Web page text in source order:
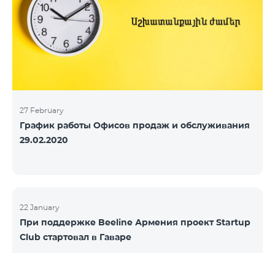
27 February
График работы Офисов продаж и обслуживания
29.02.2020
22 January
При поддержке Beeline Армения проект Startup
Club стартовал в Гаваре